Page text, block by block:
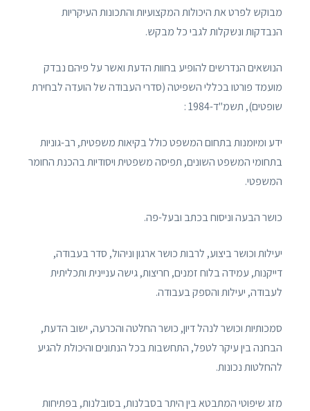
מבוקש לפרט את היכולות המקצועיות והתכונות העיקריות
הנבדקות ונשקלות לגבי כל מבקש.
הנושאים הנדרשים להופיע בחוות הדעת ואשר על פיהם נבדק
מועמד פורטו בכללי השפיטה (סדרי העבודה של הועדה לבחירת
שופטים), תשמ"ד-1984 :
ידע ומיומנות בתחום המשפט כולל בקיאות משפטית, רב-גוניות
בתחומי המשפט השונים, תפיסה משפטית ויסודיות בהכנת החומר
המשפטי.
כושר הבעה וניסוח בכתב ובעל-פה.
יעילות וכושר ביצוע, לרבות כושר ארגון וניהול, סדר בעבודה,
דייקנות, עמידה בלוח זמנים, חריצות, גישה עניינית ותכליתית
לעבודה, יעילות והספק בעבודה.
סמכותיות וכושר לנהל דיון, כושר החלטה והכרעה, ישוב הדעת,
הבחנה בין עיקר לטפל, התחשבות בכל הנתונים והיכולת להגיע
להחלטות נכונות.
מזג שיפוטי המתבטא בין היתר בסבלנות, בסובלנות, בפתיחות